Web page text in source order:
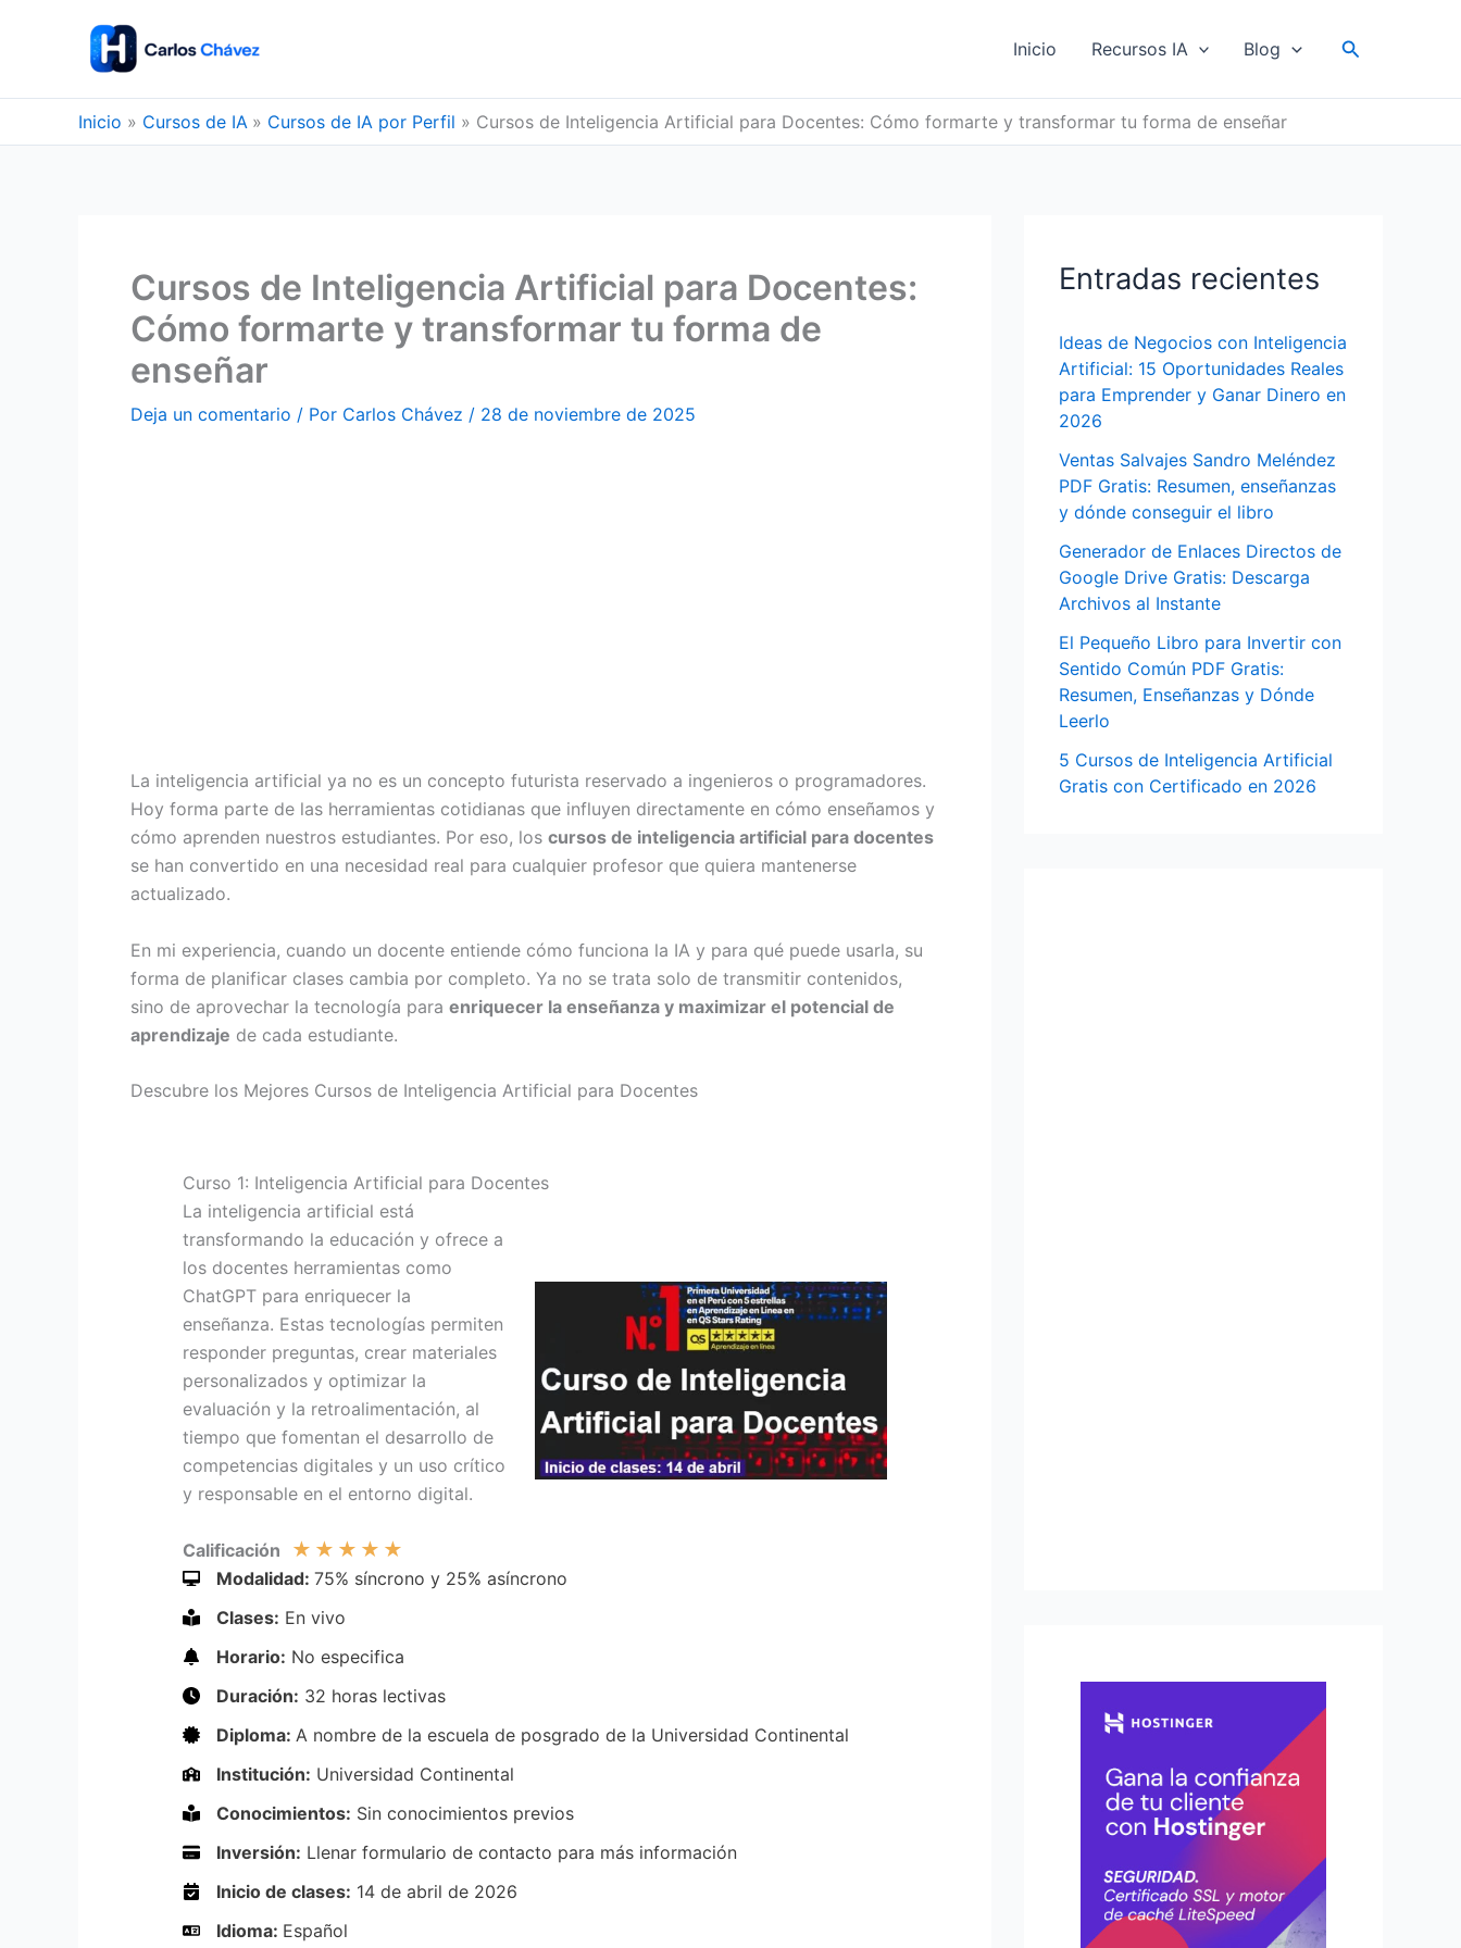
Inicio Recursos IA Blog Buscar
Inicio Cursos de IA Cursos de IA por Perfil Cursos de Inteligencia Artificial para Docentes: Cómo formarte y transformar tu forma de enseñar
Cursos de Inteligencia Artificial para Docentes:
Cómo formarte y transformar tu forma de
enseñar
Deja un comentario / Por Carlos Chávez / 28 de noviembre de 2025
La inteligencia artificial ya no es un concepto futurista reservado a ingenieros o programadores.
Hoy forma parte de las herramientas cotidianas que influyen directamente en cómo enseñamos y
cómo aprenden nuestros estudiantes. Por eso, los cursos de inteligencia artificial para docentes
se han convertido en una necesidad real para cualquier profesor que quiera mantenerse
actualizado.
En mi experiencia, cuando un docente entiende cómo funciona la IA y para qué puede usarla, su
forma de planificar clases cambia por completo. Ya no se trata solo de transmitir contenidos,
sino de aprovechar la tecnología para enriquecer la enseñanza y maximizar el potencial de
aprendizaje de cada estudiante.
Descubre los Mejores Cursos de Inteligencia Artificial para Docentes
Curso 1: Inteligencia Artificial para Docentes
La inteligencia artificial está
transformando la educación y ofrece a
los docentes herramientas como
ChatGPT para enriquecer la
enseñanza. Estas tecnologías permiten
responder preguntas, crear materiales
personalizados y optimizar la
evaluación y la retroalimentación, al
tiempo que fomentan el desarrollo de
competencias digitales y un uso crítico
y responsable en el entorno digital.
Calificación ★ ★ ★ ★ ★
Modalidad: 75% síncrono y 25% asíncrono
Clases: En vivo
Horario: No especifica
Duración: 32 horas lectivas
Diploma: A nombre de la escuela de posgrado de la Universidad Continental
Institución: Universidad Continental
Conocimientos: Sin conocimientos previos
Inversión: Llenar formulario de contacto para más información
Inicio de clases: 14 de abril de 2026
Idioma: Español
Entradas recientes
Ideas de Negocios con Inteligencia
Artificial: 15 Oportunidades Reales
para Emprender y Ganar Dinero en
2026
Ventas Salvajes Sandro Meléndez
PDF Gratis: Resumen, enseñanzas
y dónde conseguir el libro
Generador de Enlaces Directos de
Google Drive Gratis: Descarga
Archivos al Instante
El Pequeño Libro para Invertir con
Sentido Común PDF Gratis:
Resumen, Enseñanzas y Dónde
Leerlo
5 Cursos de Inteligencia Artificial
Gratis con Certificado en 2026